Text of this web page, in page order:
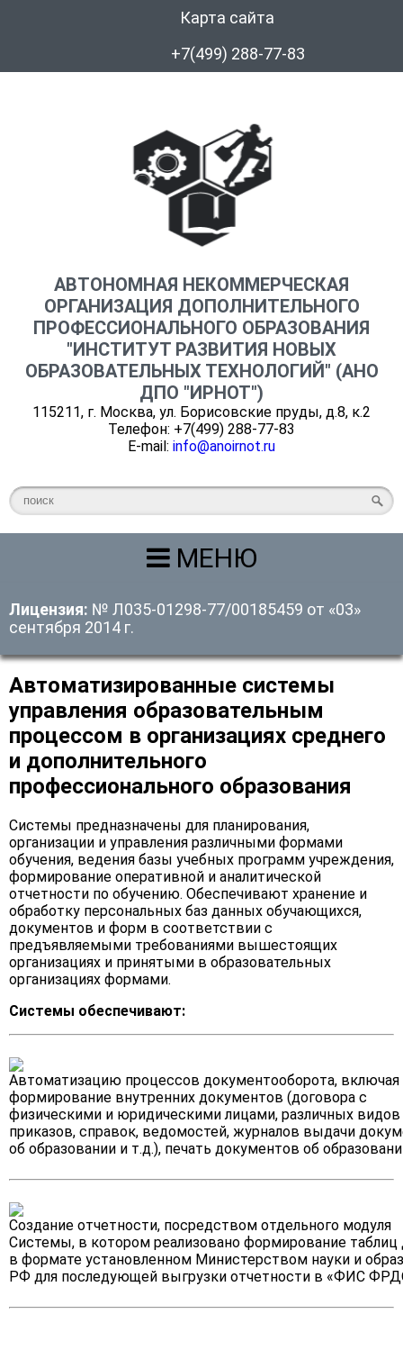
Карта сайта
+7(499) 288-77-83
АВТОНОМНАЯ НЕКОММЕРЧЕСКАЯ
ОРГАНИЗАЦИЯ ДОПОЛНИТЕЛЬНОГО
ПРОФЕССИОНАЛЬНОГО ОБРАЗОВАНИЯ
"ИНСТИТУТ РАЗВИТИЯ НОВЫХ
ОБРАЗОВАТЕЛЬНЫХ ТЕХНОЛОГИЙ" (АНО
ДПО "ИРНОТ")
115211, г. Москва, ул. Борисовские пруды, д.8, к.2
Телефон: +7(499) 288-77-83
E-mail: info@anoirnot.ru
МЕНЮ
Лицензия: № Л035-01298-77/00185459 от «03»
сентября 2014 г.
Автоматизированные системы
управления образовательным
процессом в организациях среднего
и дополнительного
профессионального образования
Системы предназначены для планирования,
организации и управления различными формами
обучения, ведения базы учебных программ учреждения,
формирование оперативной и аналитической
отчетности по обучению. Обеспечивают хранение и
обработку персональных баз данных обучающихся,
документов и форм в соответствии с
предъявляемыми требованиями вышестоящих
организациях и принятыми в образовательных
организациях формами.
Системы обеспечивают:
Автоматизацию процессов документооборота, включая
формирование внутренних документов (договора с
физическими и юридическими лицами, различных видов
приказов, справок, ведомостей, журналов выдачи
об образовании и т.д.), печать документов об
Создание отчетности, посредством отдельного модуля
Системы, в котором реализовано формирование таблиц
в формате установленном Министерством науки и
РФ для последующей выгрузки отчетности в «ФИС